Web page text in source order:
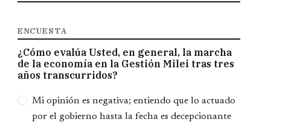
ENCUESTA
¿Cómo evalúa Usted, en general, la marcha
de la economía en la Gestión Milei tras tres
años transcurridos?
Opciones
Mi opinión es negativa; entiendo que lo actuado
por el gobierno hasta la fecha es decepcionante